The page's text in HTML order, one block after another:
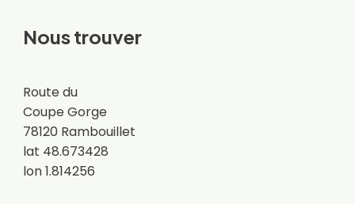
Nous trouver
Route du
Coupe Gorge
78120 Rambouillet
lat 48.673428
lon 1.814256